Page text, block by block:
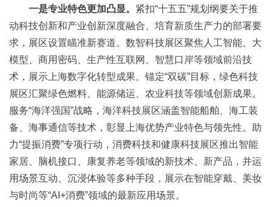
一是专业特色更加凸显。 紧扣“十五五”规划纲要关于推
动科技创新和产业创新深度融合、培育新质生产力的部署要
求，展区设置瞄准新赛道。数智科技展区聚焦人工智能、大
模型、商用密码、生产性互联网、智慧口岸等领域前沿技
术，展示上海数字化转型成果。锚定“双碳”目标，绿色科技
展区汇聚绿色燃料、能源储运、农业科技等领域创新成果。
服务“海洋强国”战略，海洋科技展区涵盖智能船舶、海工装
备、海事通信等技术，彰显上海优势产业特色与领先性。助
力“提振消费”专项行动，消费科技和健康科技展区推出智能
家居、脑机接口、康复养老等领域的新技术、新产品，并运
用场景互动、沉浸体验等多种手段，展示在智能穿戴、美妆
与时尚等“AI+消费”领域的最新应用场景。